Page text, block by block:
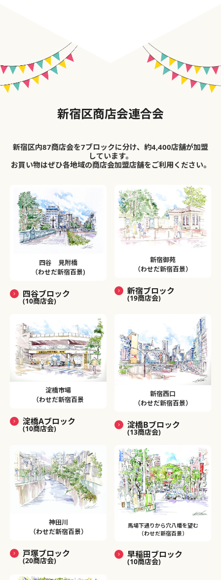
新宿区商店会連合会
新宿区内87商店会を7ブロックに分け、約4,400店舗が加盟
しています。
お買い物はぜひ各地域の商店会加盟店舗をご利用ください。
四谷 見附橋
（わせだ新宿百景)
四谷ブロック
(10商店会)
新宿御苑
（わせだ新宿百景）
新宿ブロック
(19商店会)
淀橋市場
（わせだ新宿百景
淀橋Aブロック
(10商店会)
新宿西口
（わせだ新宿百景）
淀橋Bブロック
(13商店会)
神田川
（わせだ新宿百景）
戸塚ブロック
(20商店会)
馬場下通りから穴八幡を望む
（わせだ新宿百景）
早稲田ブロック
(10商店会)